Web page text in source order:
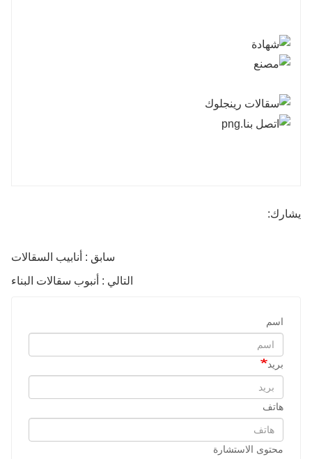
يشارك:
سابق : أنابيب السقالات
التالي : أنبوب سقالات البناء
اسم
بريد
هاتف
محتوى الاستشارة